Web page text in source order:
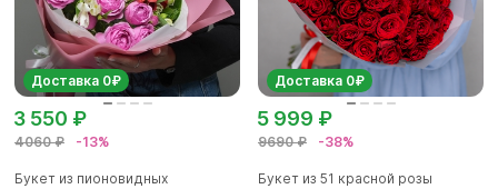
Доставка 0₽
4060 ₽ -13%
3 550 ₽
Букет из пионовидных
Доставка 0₽
9690 ₽ -38%
5 999 ₽
Букет из 51 красной розы